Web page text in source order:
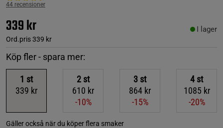
44 recensioner
339 kr
Ord.pris339 kr
I lager
Köp fler - spara mer:
1 st
339 kr
2 st
610 kr
-10%
3 st
864 kr
-15%
4 st
1085 kr
-20%
Gäller också när du köper flera smaker